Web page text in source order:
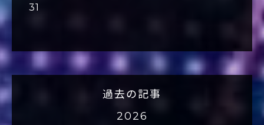
31
過去の記事
2026